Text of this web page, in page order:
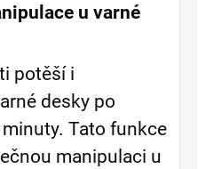
u varné
potěší i
desky po
Tato funkce
manipulaci u